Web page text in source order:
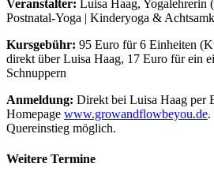
Veranstalter: Luisa Haag, Yogalehrerin
Postnatal-Yoga | Kinderyoga &
Kursgebühr: 95 Euro für 6 Einheiten
direkt über Luisa Haag, 17 Euro für ein
Schnuppern
Anmeldung: Direkt bei Luisa Haag per
Homepage www.growandflowbeyou.de.
Quereinstieg möglich.
Weitere Termine